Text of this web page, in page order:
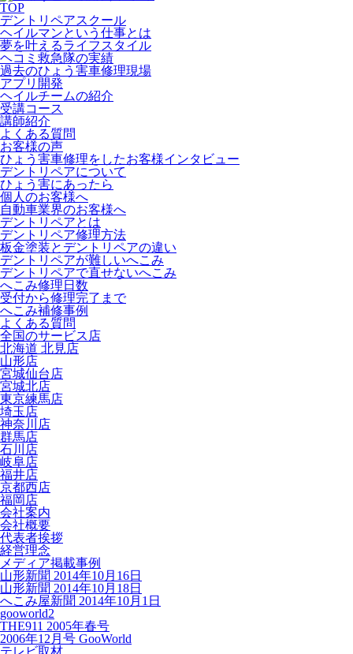
TOP
デントリペアスクール
ヘイルマンという仕事とは
夢を叶えるライフスタイル
ヘコミ救急隊の実績
過去のひょう害車修理現場
アプリ開発
ヘイルチームの紹介
受講コース
講師紹介
よくある質問
お客様の声
ひょう害車修理をしたお客様インタビュー
デントリペアについて
ひょう害にあったら
個人のお客様へ
自動車業界のお客様へ
デントリペアとは
デントリペア修理方法
板金塗装とデントリペアの違い
デントリペアが難しいへこみ
デントリペアで直せないへこみ
へこみ修理日数
受付から修理完了まで
へこみ補修事例
よくある質問
全国のサービス店
北海道 北見店
山形店
宮城仙台店
宮城北店
東京練馬店
埼玉店
神奈川店
群馬店
石川店
岐阜店
福井店
京都西店
福岡店
会社案内
会社概要
代表者挨拶
経営理念
メディア掲載事例
山形新聞 2014年10月16日
山形新聞 2014年10月18日
へこみ屋新聞 2014年10月1日
gooworld2
THE911 2005年春号
2006年12月号 GooWorld